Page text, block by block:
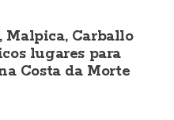
Malpica, Carballo
lugares para
Costa da Morte